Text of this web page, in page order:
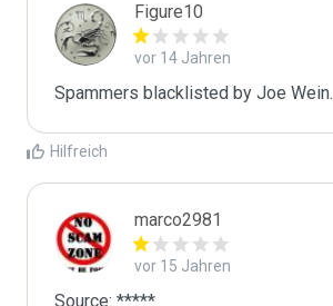
Figure10
vor 14 Jahren
Spammers blacklisted by Joe Wein.
Hilfreich
marco2981
vor 15 Jahren